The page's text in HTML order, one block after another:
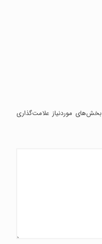
بخش‌های موردنیاز علامت‌گذاری